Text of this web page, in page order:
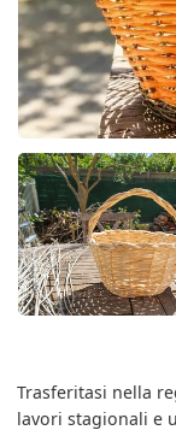
Trasferitasi nella
lavori stagionali e